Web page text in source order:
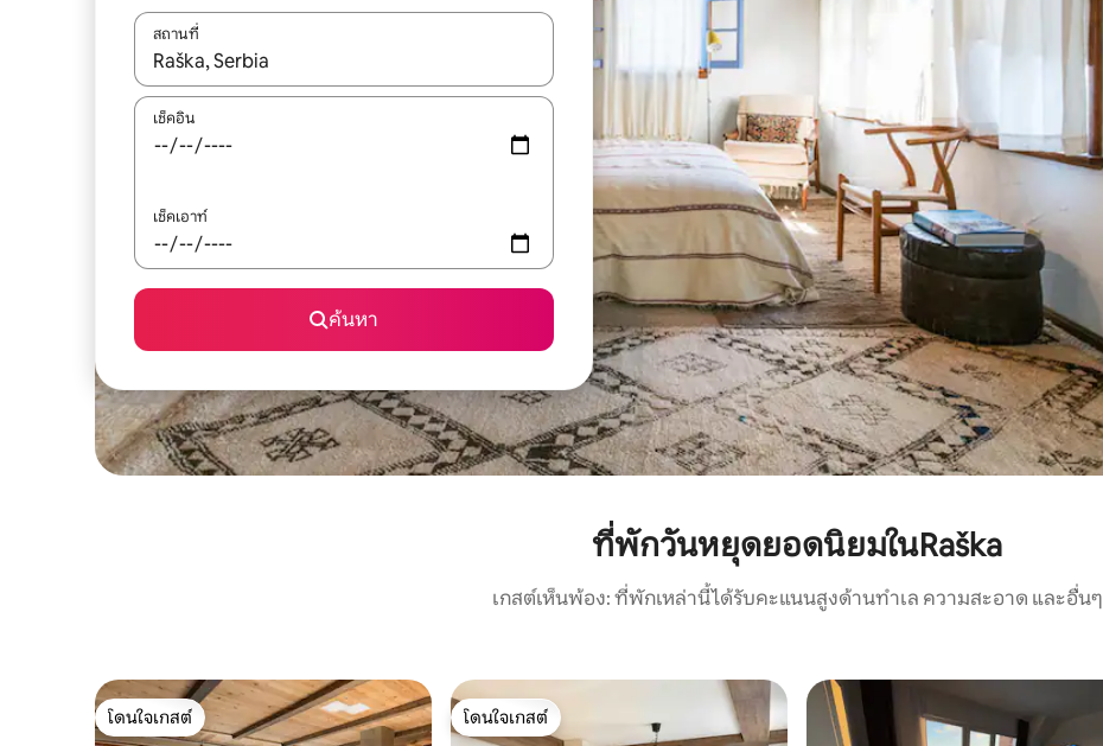
สถานที่
ใช้ลูกศรขึ้นลง หรือใช้การสัมผัสหรือปัด เพื่อสำรวจผลการค้นหา
เช็คอิน
เช็คเอาท์
ค้นหา
ที่พักวันหยุดยอดนิยมในRaška
เกสต์เห็นพ้อง: ที่พักเหล่านี้ได้รับคะแนนสูงด้านทำเล ความสะอาด และอื่นๆ
โดนใจเกสต์
โดนใจเกสต์
โดนใจเกสต์
โดนใจเกสต์